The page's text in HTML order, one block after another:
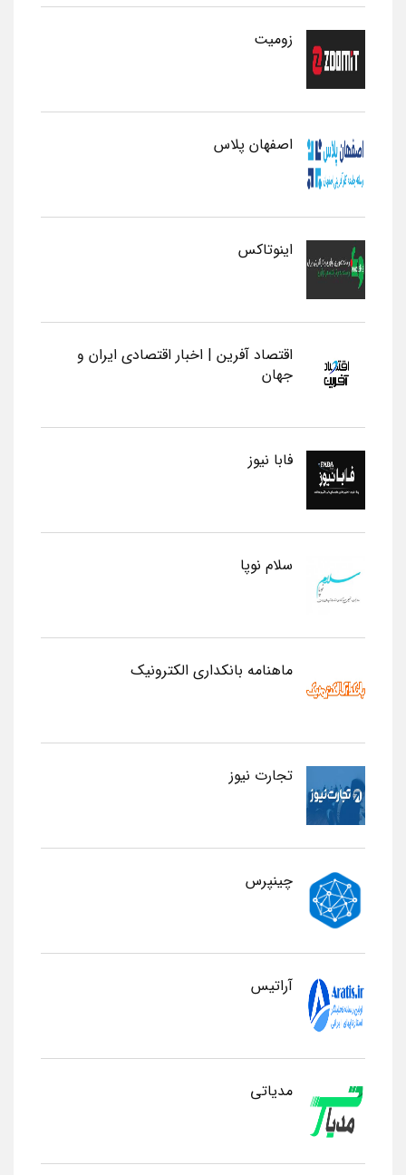
زومیت
اصفهان پلاس
اینوتاکس
اقتصاد آفرین | اخبار اقتصادی ایران و
جهان
فابا نیوز
سلام نوپا
ماهنامه بانکداری الکترونیک
تجارت نیوز
چینپرس
آراتیس
مدیاتی